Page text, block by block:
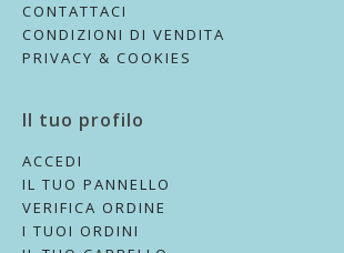
CONTATTACI
CONDIZIONI DI VENDITA
PRIVACY & COOKIES
Il tuo profilo
ACCEDI
IL TUO PANNELLO
VERIFICA ORDINE
I TUOI ORDINI